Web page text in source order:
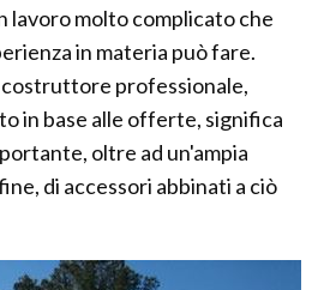
lavoro molto complicato che
in materia può fare.
professionale,
in base alle offerte, significa
oltre ad un'ampia
di accessori abbinati a ciò